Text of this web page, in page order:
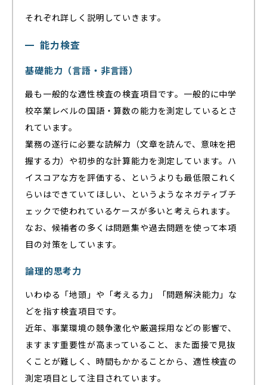
それぞれ詳しく説明していきます。
能力検査
基礎能力（言語・非言語）
最も一般的な適性検査の検査項目です。一般的に中学
校卒業レベルの国語・算数の能力を測定しているとさ
れています。
業務の遂行に必要な読解力（文章を読んで、意味を把
握する力）や初歩的な計算能力を測定しています。ハ
イスコアな方を評価する、というよりも最低限これく
らいはできていてほしい、というようなネガティブチ
ェックで使われているケースが多いと考えられます。
なお、候補者の多くは問題集や過去問題を使って本項
目の対策をしています。
論理的思考力
いわゆる「地頭」や「考える力」「問題解決能力」な
どを指す検査項目です。
近年、事業環境の競争激化や厳選採用などの影響で、
ますます重要性が高まっていること、また面接で見抜
くことが難しく、時間もかかることから、適性検査の
測定項目として注目されています。